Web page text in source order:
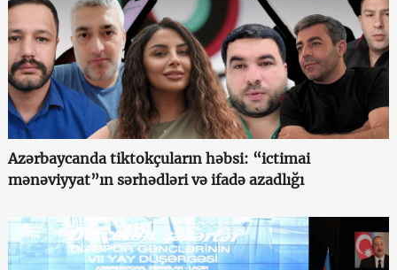
Azərbaycanda tiktokçuların həbsi: “ictimai
mənəviyyat”ın sərhədləri və ifadə azadlığı